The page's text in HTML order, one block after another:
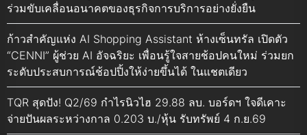
ร่วมขับเคลื่อนอนาคตของธุรกิจการบริการอย่างยั่งยืน
ก้าวสำคัญแห่ง AI Shopping Assistant ห้างเซ็นทรัล เปิดตัว
“CENNI” ผู้ช่วย AI อัจฉริยะ เพื่อนรู้ใจสายช้อปคนใหม่ ร่วมยก
ระดับประสบการณ์ช้อปปิ้งให้ง่ายขึ้นได้ ในแชตเดียว
TQR สุดปัง! Q2/69 กำไรนิวไฮ 29.88 ลบ. บอร์ดฯ ใจดีเคาะ
จ่ายปันผลระหว่างกาล 0.203 บ./หุ้น รับทรัพย์ 4 ก.ย.69